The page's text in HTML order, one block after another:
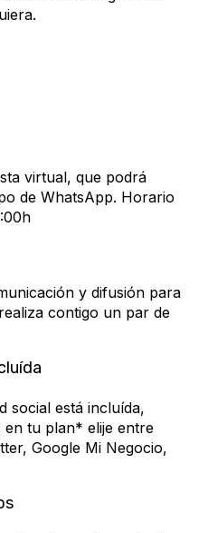
virtual, que podrá
de WhatsApp. Horario
y difusión para
contigo un par de
social está incluída,
en tu plan* elije entre
Google Mi Negocio,